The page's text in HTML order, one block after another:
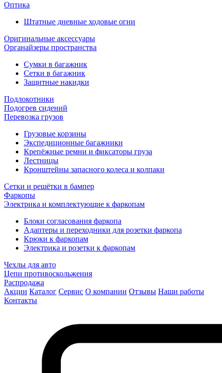
Оптика
Штатные дневные ходовые огни
Оригинальные аксессуары
Органайзеры пространства
Сумки в багажник
Сетки в багажник
Защитные накидки
Подлокотники
Подогрев сидений
Перевозка грузов
Грузовые корзины
Экспедиционные багажники
Крепёжные ремни и фиксаторы груза
Лестницы
Кронштейны запасного колеса и колпаки
Сетки и решётки в бампер
Фаркопы
Электрика и комплектующие к фаркопам
Блоки согласования фаркопа
Адаптеры и переходники для розетки фаркопа
Крюки к фаркопам
Электрика и розетки к фаркопам
Чехлы для авто
Цепи противоскольжения
Распродажа
Акции Каталог Сервис О компании Отзывы Наши работы
Контакты